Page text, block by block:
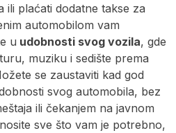
plaćati dodatne takse za
automobilom vam
u udobnosti svog vozila, gde
muziku i sedište prema
se zaustaviti kad god
svog automobila, bez
ili čekanjem na javnom
sve što vam je potrebno,